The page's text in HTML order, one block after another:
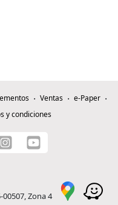
Ventas
e-Paper
y condiciones
Zona 4